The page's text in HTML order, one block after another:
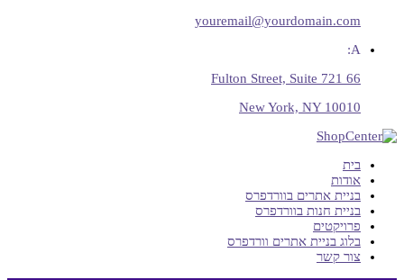
youremail@yourdomain.com
A:
66 Fulton Street, Suite 721
New York, NY 10010
בית
אודות
בניית אתרים בוורדפרס
בניית חנות בוורדפרס
פרויקטים
בלוג בניית אתרים וורדפרס
צור קשר